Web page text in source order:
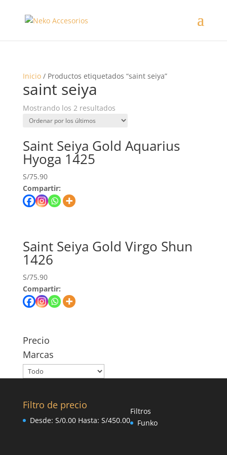
Inicio/ Productos etiquetados “saint seiya”
saint seiya
Mostrando los 2 resultados
Saint Seiya Gold Aquarius
Hyoga 1425
S/75.90
Compartir:
Saint Seiya Gold Virgo Shun
1426
S/75.90
Compartir:
Precio
Marcas
Filtro de precio
Desde: S/0.00Hasta: S/450.00
Filtros
Funko